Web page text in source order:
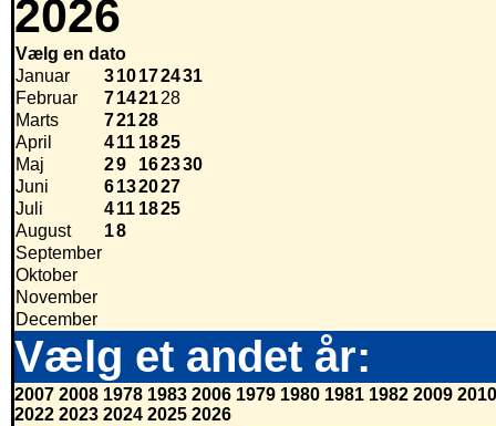
2026
Vælg en dato
Januar
310172431
Februar
7142128
Marts
72128
April
411 1825
Maj
29 162330
Juni
6132027
Juli
411 1825
August
18
September
Oktober
November
December
Vælg et andet år:
2007 2008 1978 1983 2006 1979 1980 1981 1982 2009 2010
2022 2023 2024 2025 2026